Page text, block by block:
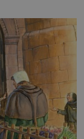
a k tomu